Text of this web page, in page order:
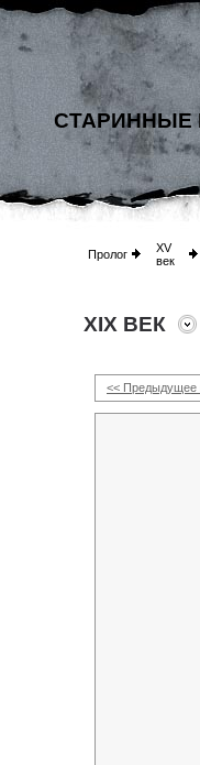
СТАРИННЫЕ
Пролог
XV
век
XIX ВЕК
<< Предыдущее